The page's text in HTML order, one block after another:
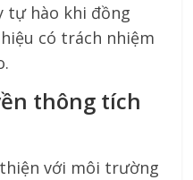
tự hào khi đồng
có trách nhiệm
thông tích
với môi trường